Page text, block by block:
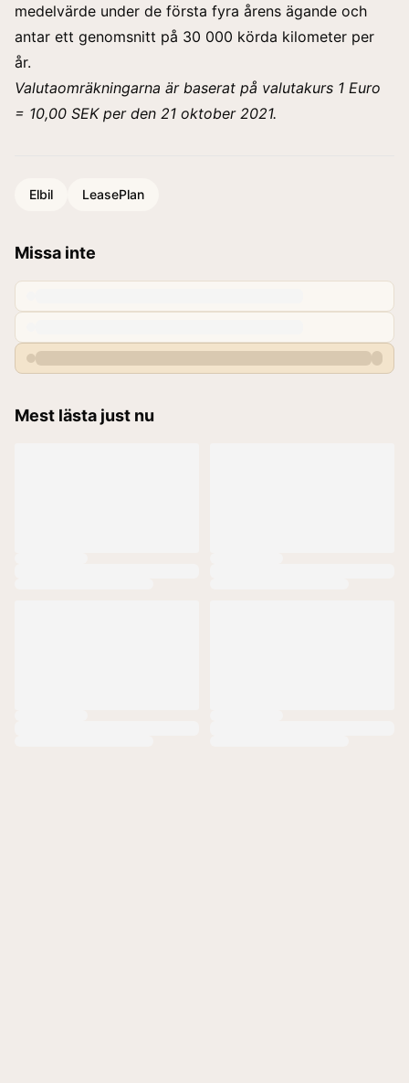
medelvärde under de första fyra årens ägande och
antar ett genomsnitt på 30 000 körda kilometer per
år.
Valutaomräkningarna är baserat på valutakurs 1 Euro
= 10,00 SEK per den 21 oktober 2021.
Elbil LeasePlan
Missa inte
Mest lästa just nu